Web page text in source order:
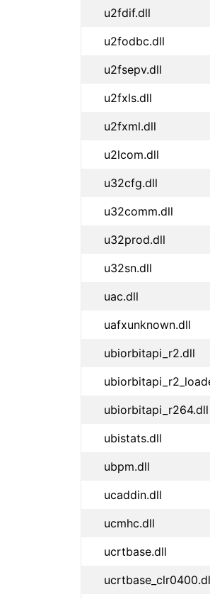
u2fdif.dll
u2fodbc.dll
u2fsepv.dll
u2fxls.dll
u2fxml.dll
u2lcom.dll
u32cfg.dll
u32comm.dll
u32prod.dll
u32sn.dll
uac.dll
uafxunknown.dll
ubiorbitapi_r2.dll
ubiorbitapi_r264.dll
ubistats.dll
ubpm.dll
ucaddin.dll
ucmhc.dll
ucrtbase.dll